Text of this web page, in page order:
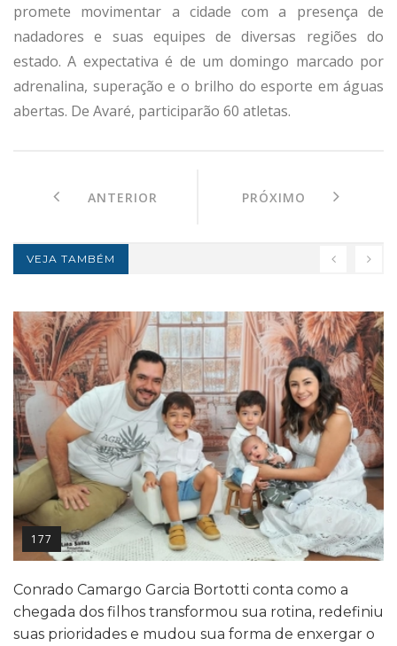
promete movimentar a cidade com a presença de
nadadores e suas equipes de diversas regiões do
estado. A expectativa é de um domingo marcado por
adrenalina, superação e o brilho do esporte em águas
abertas. De Avaré, participarão 60 atletas.
ANTERIOR PRÓXIMO
VEJA TAMBÉM
177
Conrado Camargo Garcia Bortotti conta como a
chegada dos filhos transformou sua rotina, redefiniu
suas prioridades e mudou sua forma de enxergar o